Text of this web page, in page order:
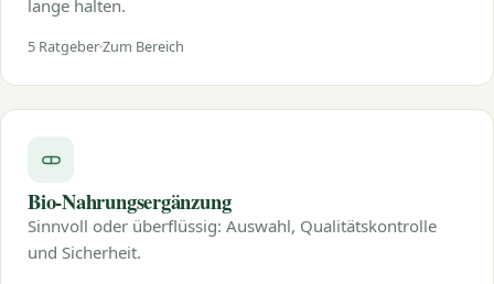
lange halten.
5 RatgeberZum Bereich
Bio-Nahrungsergänzung
Sinnvoll oder überflüssig: Auswahl, Qualitätskontrolle
und Sicherheit.